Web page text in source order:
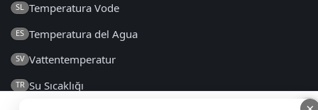
SL Temperatura Vode
ES Temperatura del Agua
SV Vattentemperatur
TR Su Sıcaklığı